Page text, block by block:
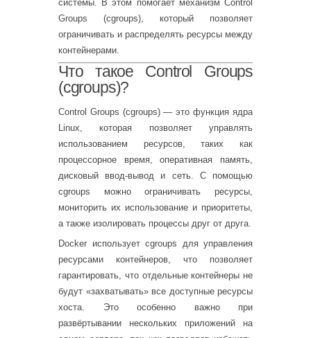
системы. В этом помогает механизм Control
Groups (cgroups), который позволяет
ограничивать и распределять ресурсы между
контейнерами.
Что такое Control Groups
(cgroups)?
Control Groups (cgroups) — это функция ядра
Linux, которая позволяет управлять
использованием ресурсов, таких как
процессорное время, оперативная память,
дисковый ввод-вывод и сеть. С помощью
cgroups можно ограничивать ресурсы,
мониторить их использование и приоритеты,
а также изолировать процессы друг от друга.
Docker использует cgroups для управления
ресурсами контейнеров, что позволяет
гарантировать, что отдельные контейнеры не
будут «захватывать» все доступные ресурсы
хоста. Это особенно важно при
развёртывании нескольких приложений на